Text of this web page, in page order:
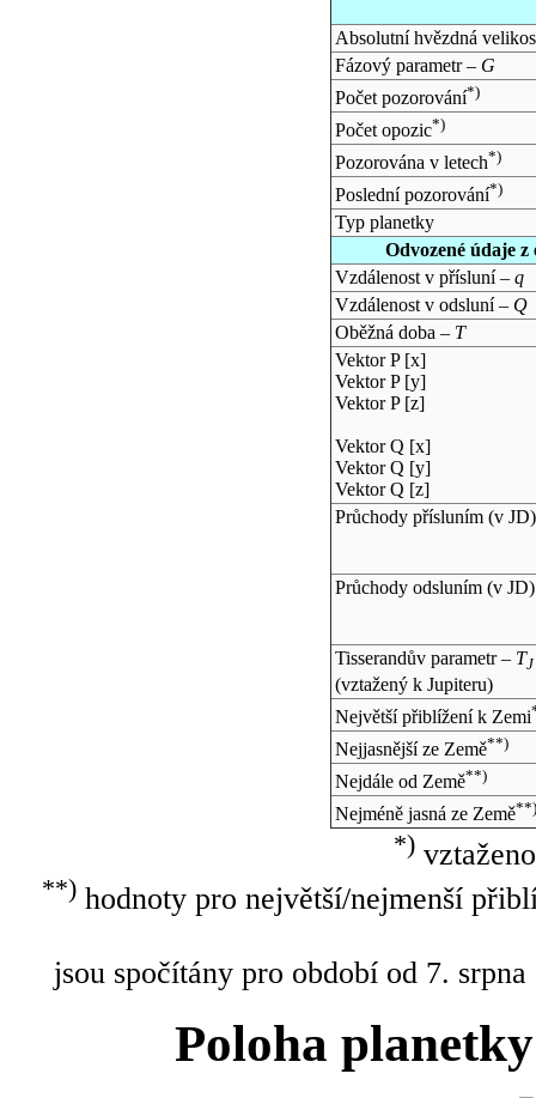
Absolutní hvězdná
Fázový parametr – G
Počet pozorování*)
Počet opozic*)
Pozorována v letech*)
Poslední pozorování*)
Typ planetky
Odvozené údaje
Vzdálenost v přísluní – q
Vzdálenost v odsluní – Q
Oběžná doba – T
Vektor P [x]
Vektor P [y]
Vektor P [z]
Vektor Q [x]
Vektor Q [y]
Vektor Q [z]
Průchody přísluním (v JD)
Průchody odsluním (v JD)
Tisserandův parametr – TJ
(vztažený k Jupiteru)
Největší přiblížení k Zemi
Nejjasnější ze Země**)
Nejdále od Země**)
Nejméně jasná ze Země**)
*)
**)hodnoty pro největší/nejmenší
jsou spočítány pro období od 7.
Poloha